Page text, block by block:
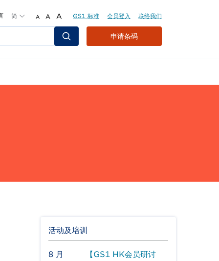
简 A A A GS1 标准 会员登入 联络我们
Header
Top
Menu
申请条码
活动及培训
8 月
【GS1 HK会员研讨